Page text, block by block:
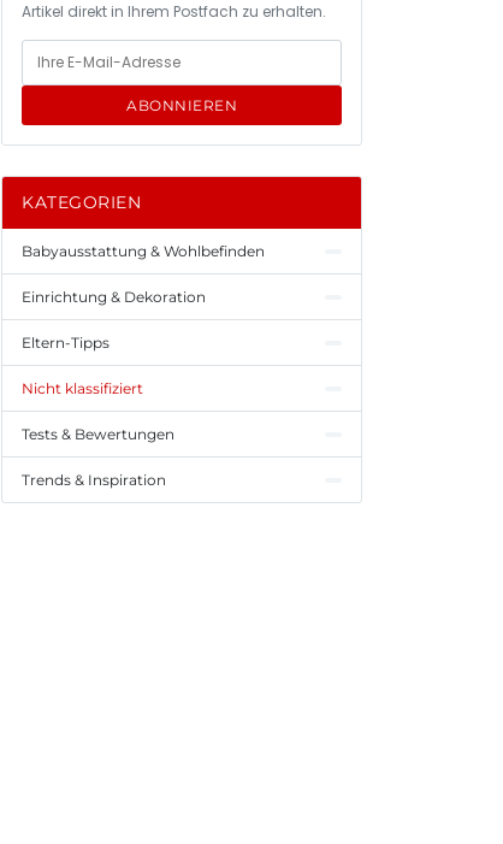
Artikel direkt in Ihrem Postfach zu erhalten.
ABONNIEREN
KATEGORIEN
Babyausstattung & Wohlbefinden
Einrichtung & Dekoration
Eltern-Tipps
Nicht klassifiziert
Tests & Bewertungen
Trends & Inspiration